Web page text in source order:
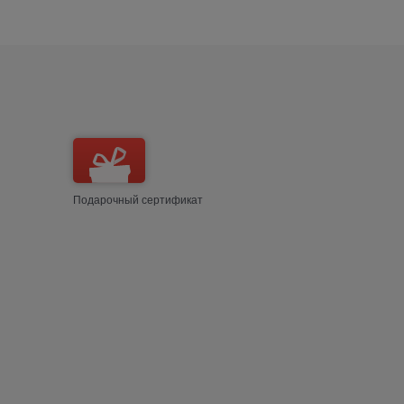
Подарочный сертификат